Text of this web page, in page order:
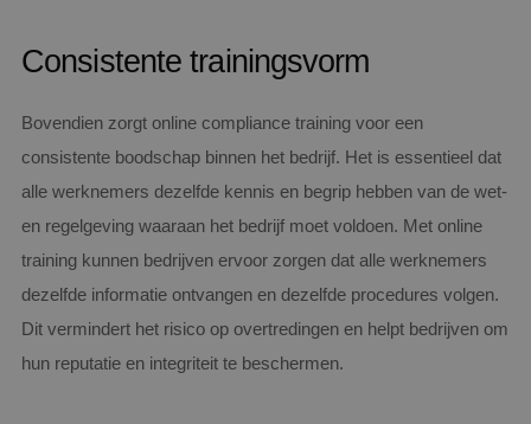
Consistente trainingsvorm
Bovendien zorgt online compliance training voor een
consistente boodschap binnen het bedrijf. Het is essentieel dat
alle werknemers dezelfde kennis en begrip hebben van de wet-
en regelgeving waaraan het bedrijf moet voldoen. Met online
training kunnen bedrijven ervoor zorgen dat alle werknemers
dezelfde informatie ontvangen en dezelfde procedures volgen.
Dit vermindert het risico op overtredingen en helpt bedrijven om
hun reputatie en integriteit te beschermen.